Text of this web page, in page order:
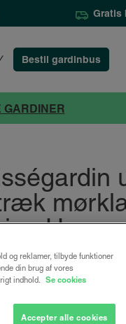
Gratis
Bestil gardinbus
GARDINER
-
kr.
og reklamer, tilbyde funktioner
din brug af vores
indhold. Se cookies
Accepter alle cookies